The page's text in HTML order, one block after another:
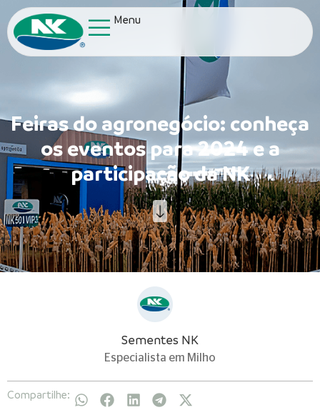
Menu
Feiras do agronegócio: conheça
os eventos para 2024 e a
participação da NK
Sementes NK
Especialista em Milho
Compartilhe: